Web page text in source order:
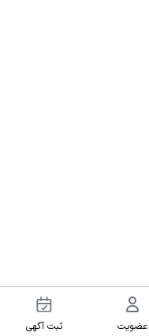
عضویت ثبت آگهی